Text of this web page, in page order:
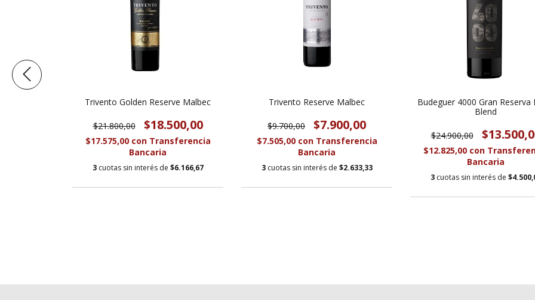
Trivento Golden Reserve Malbec
$21.800,00 $18.500,00
$17.575,00 con Transferencia
Bancaria
3 cuotas sin interés de $6.166,67
Trivento Reserve Malbec
$9.700,00 $7.900,00
$7.505,00 con Transferencia
Bancaria
3 cuotas sin interés de $2.633,33
Budeguer 4000 Gran Reserva
Blend
$24.900,00
$12.825,00 con
Bancaria
3 cuotas sin interés de